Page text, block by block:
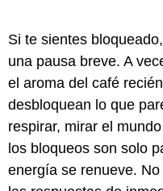
Si te sientes
una pausa breve. A
el aroma del café
desbloquean lo que
respirar, mirar el
los bloqueos son solo
energía se renueve.